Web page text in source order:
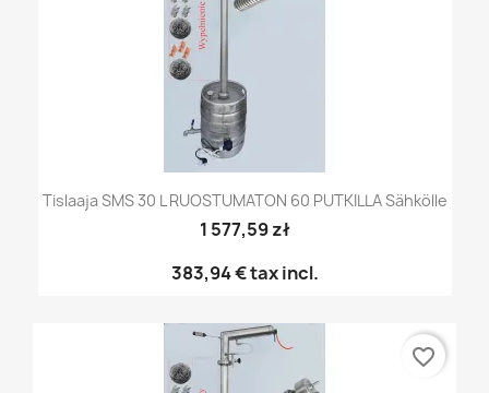
Tislaaja SMS 30 L RUOSTUMATON 60 PUTKILLA Sähkölle
1 577,59 zł
383,94 €tax incl.
favorite_border